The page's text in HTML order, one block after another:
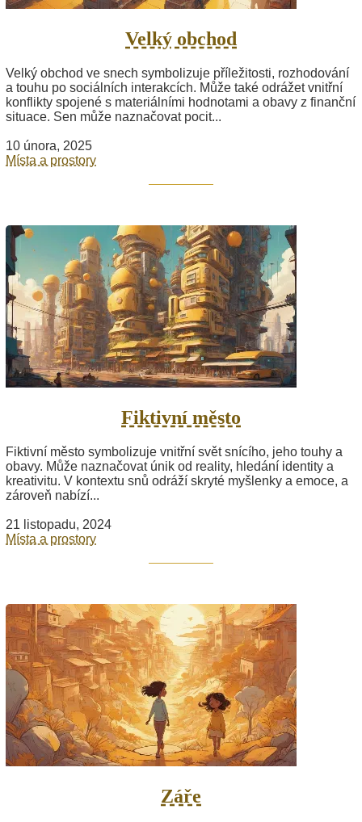
Velký obchod
Velký obchod ve snech symbolizuje příležitosti, rozhodování
a touhu po sociálních interakcích. Může také odrážet vnitřní
konflikty spojené s materiálními hodnotami a obavy z finanční
situace. Sen může naznačovat pocit...
10 února, 2025
Místa a prostory
Fiktivní město
Fiktivní město symbolizuje vnitřní svět snícího, jeho touhy a
obavy. Může naznačovat únik od reality, hledání identity a
kreativitu. V kontextu snů odráží skryté myšlenky a emoce, a
zároveň nabízí...
21 listopadu, 2024
Místa a prostory
Záře